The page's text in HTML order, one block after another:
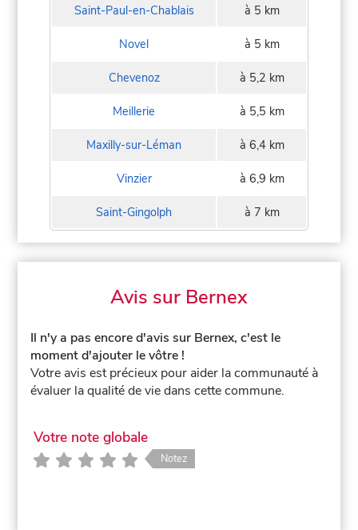
Saint-Paul-en-Chablais à 5 km
Novel à 5 km
Chevenoz à 5,2 km
Meillerie à 5,5 km
Maxilly-sur-Léman à 6,4 km
Vinzier à 6,9 km
Saint-Gingolph à 7 km
Avis sur Bernex
Il n'y a pas encore d'avis sur Bernex, c'est le
moment d'ajouter le vôtre !
Votre avis est précieux pour aider la communauté à
évaluer la qualité de vie dans cette commune.
Votre note globale
Notez